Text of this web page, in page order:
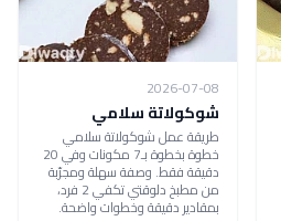
2026-07-08
شوكولاتة سلامي
طريقة عمل شوكولاتة سلامي
خطوة بخطوة بـ7 مكونات وفي 20
دقيقة فقط. وصفة سهلة ومجرّبة
من مطبخ دلوقتي تكفي 2 فرد،
بمقادير دقيقة وخطوات واضحة.